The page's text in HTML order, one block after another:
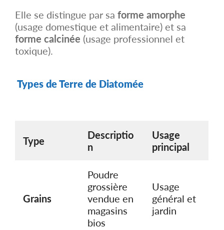
Elle se distingue par sa forme amorphe
(usage domestique et alimentaire) et sa
forme calcinée (usage professionnel et
toxique).
Types de Terre de Diatomée
Type
Descriptio
n
Usage
principal
Grains
Poudre
grossière
vendue en
magasins
bios
Usage
général et
jardin